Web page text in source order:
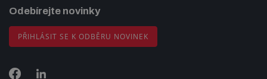
Odebírejte novinky
PŘIHLÁSIT SE K ODBĚRU NOVINEK